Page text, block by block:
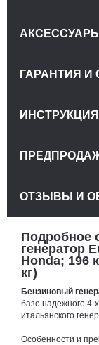
Подробное
генератор
Honda; 196
кг)
Бензиновый
базе надежного 4-
итальянского
Особенности и
ГАРАНТИЯ И
ИНСТРУКЦИЯ
ОТЗЫВЫ И